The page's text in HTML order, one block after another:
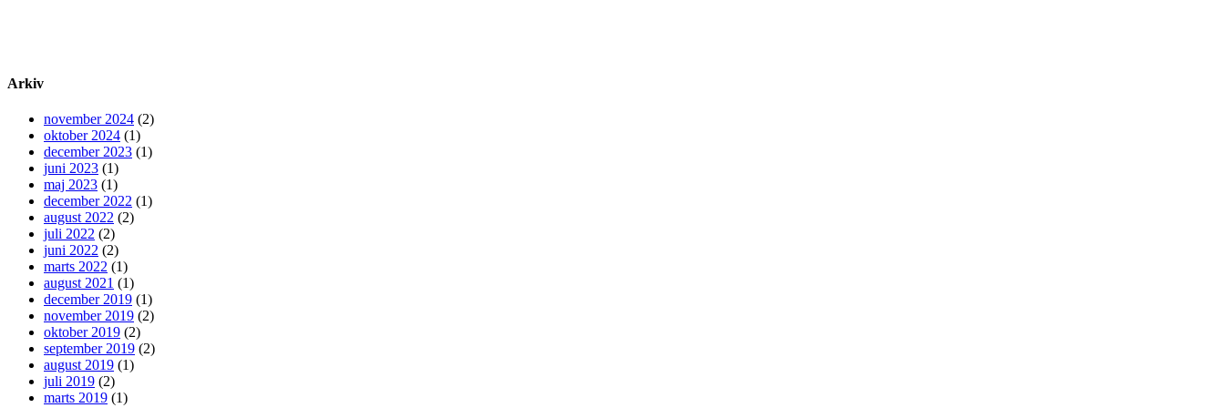
Arkiv
november 2024 (2)
oktober 2024 (1)
december 2023 (1)
juni 2023 (1)
maj 2023 (1)
december 2022 (1)
august 2022 (2)
juli 2022 (2)
juni 2022 (2)
marts 2022 (1)
august 2021 (1)
december 2019 (1)
november 2019 (2)
oktober 2019 (2)
september 2019 (2)
august 2019 (1)
juli 2019 (2)
marts 2019 (1)